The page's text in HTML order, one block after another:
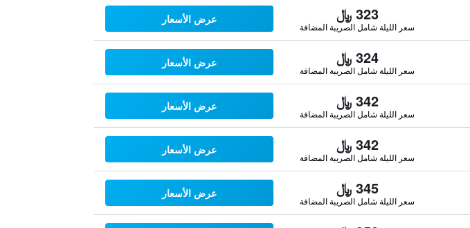
323 ﷼
سعر الليلة شامل الصريبة المضافة
عرض الأسعار
324 ﷼
سعر الليلة شامل الصريبة المضافة
عرض الأسعار
342 ﷼
سعر الليلة شامل الصريبة المضافة
عرض الأسعار
342 ﷼
سعر الليلة شامل الصريبة المضافة
عرض الأسعار
345 ﷼
سعر الليلة شامل الصريبة المضافة
عرض الأسعار